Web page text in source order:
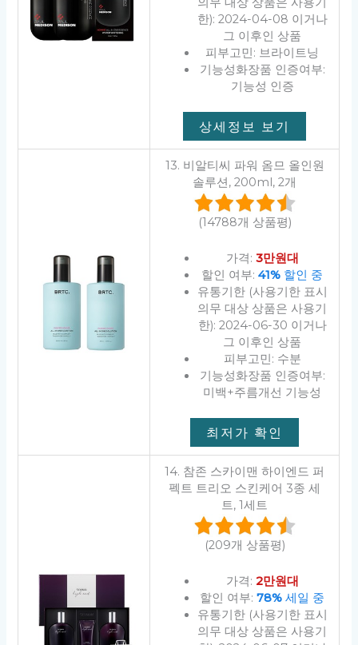
한): 2024-04-08 이거나
그 이후인 상품
피부고민: 브라이트닝
기능성화장품 인증여부:
기능성 인증
상세정보 보기
13. 비알티씨 파워 옴므 올인원
솔루션, 200ml, 2개
(14788개 상품평)
가격: 3만원대
할인 여부:41% 할인 중
유통기한 (사용기한 표시
의무 대상 상품은 사용기
한): 2024-06-30 이거나
그 이후인 상품
피부고민: 수분
기능성화장품 인증여부:
미백+주름개선 기능성
최저가 확인
14. 참존 스카이맨 하이엔드 퍼
펙트 트리오 스킨케어 3종 세
트, 1세트
(209개 상품평)
가격: 2만원대
할인 여부:78% 세일 중
유통기한 (사용기한 표시
의무 대상 상품은 사용기